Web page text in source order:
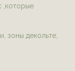
,которые
зоны декольте,